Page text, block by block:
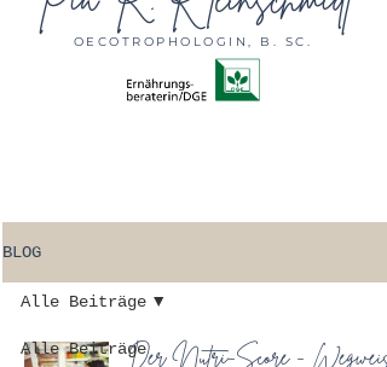
OECOTROPHOLOGIN, B. SC.
BLOG
Alle Beiträge
Alle Beiträge
Der Nutri-Score -